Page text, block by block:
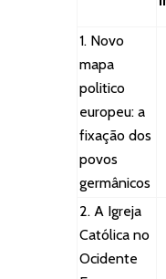
1. Novo
mapa
politico
europeu: a
fixação dos
povos
germânicos
2. A Igreja
Católica no
Ocidente